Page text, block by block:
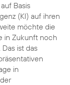
Basis
(KI) auf ihren
möchte die
in Zukunft noch
ist das
in